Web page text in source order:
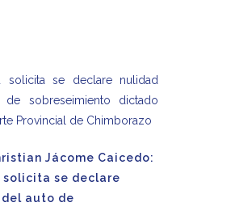
Jácome Caicedo:
solicita se declare
auto de